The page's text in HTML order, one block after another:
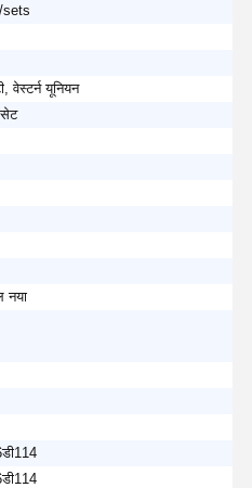
sets
वेस्टर्न यूनियन
सेट
नया